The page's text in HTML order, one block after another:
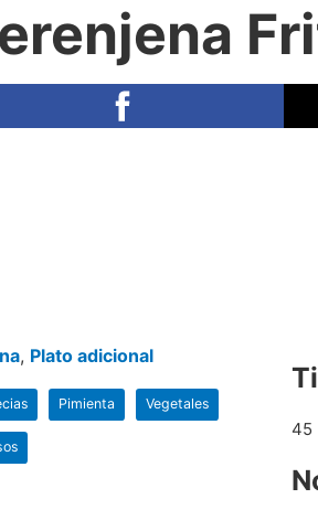
, Plato adicional
Pimienta Vegetales
45